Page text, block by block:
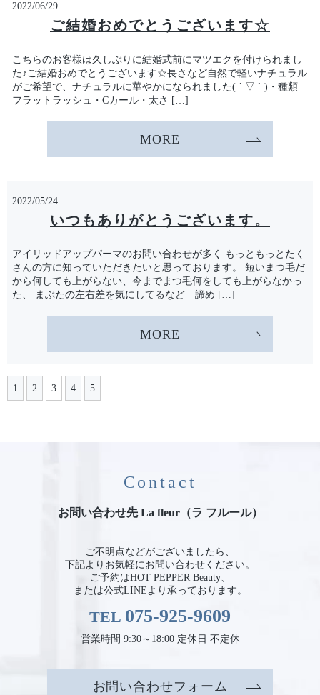
2022/06/29
ご結婚おめでとうございます☆
こちらのお客様は久しぶりに結婚式前にマツエクを付けられまし
た♪ご結婚おめでとうございます☆長さなど自然で軽いナチュラル
がご希望で、ナチュラルに華やかになられました( ´ ▽ ` )・種類
フラットラッシュ・Cカール・太さ […]
MORE
2022/05/24
いつもありがとうございます。
アイリッドアップパーマのお問い合わせが多く もっともっとたく
さんの方に知っていただきたいと思っております。 短いまつ毛だ
から何しても上がらない、今までまつ毛何をしても上がらなかっ
た、 まぶたの左右差を気にしてるなど 諦め […]
MORE
1 2 3 4 5
Contact
お問い合わせ先 La fleur（ラ フルール）
ご不明点などがございましたら、
下記よりお気軽にお問い合わせください。
ご予約はHOT PEPPER Beauty、
または公式LINEより承っております。
TEL 075-925-9609
営業時間 9:30～18:00 定休日 不定休
お問い合わせフォーム